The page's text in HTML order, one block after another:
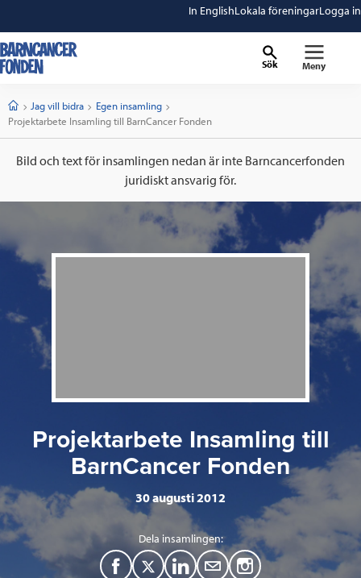
In EnglishLokala föreningarLogga in
Sök Meny
StartJag vill bidra
Egen insamling
Current:
Projektarbete Insamling till BarnCancer Fonden
Bild och text för insamlingen nedan är inte Barncancerfonden
juridiskt ansvarig för.
Projektarbete Insamling till
BarnCancer Fonden
30 augusti 2012
Dela insamlingen:
F
T
L
M